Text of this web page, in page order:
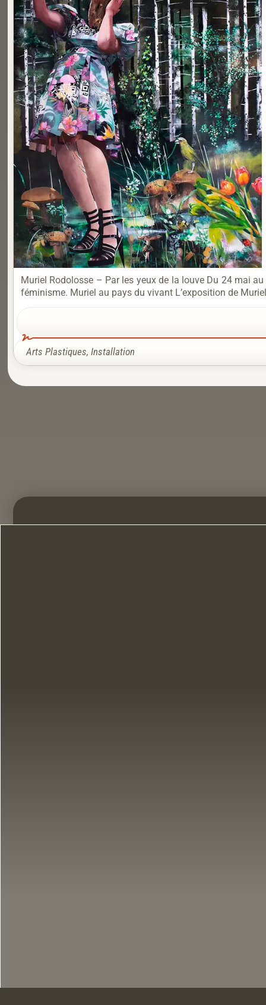
Muriel Rodolosse – Par les yeux de la louve Du 24 mai
féminisme. Muriel au pays du vivant L’exposition de
Arts Plastiques, Installation